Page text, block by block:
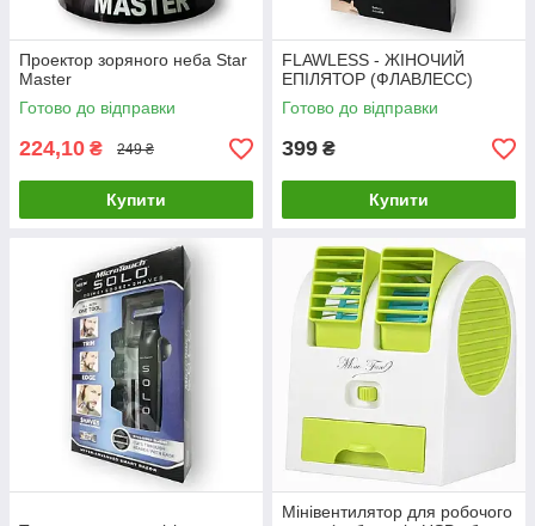
Проектор зоряного неба Star
Master
Готово до відправки
224,10 ₴ 249 ₴
Купити
FLAWLESS - ЖІНОЧИЙ
ЕПІЛЯТОР (ФЛАВЛЕСС)
Готово до відправки
399 ₴
Купити
Мінівентилятор для робочого